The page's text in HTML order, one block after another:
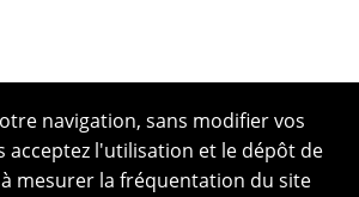
navigation, sans modifier vos
acceptez l'utilisation et le dépôt de
mesurer la fréquentation du site